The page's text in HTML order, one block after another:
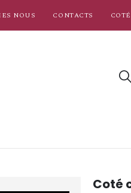
NOUS CONTACTS
Coté